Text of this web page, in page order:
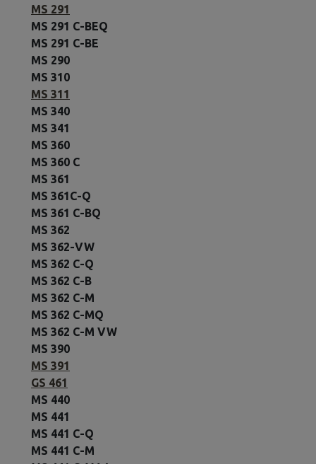
MS 291
MS 291 C-BEQ
MS 291 C-BE
MS 290
MS 310
MS 311
MS 340
MS 341
MS 360
MS 360 C
MS 361
MS 361C-Q
MS 361 C-BQ
MS 362
MS 362-VW
MS 362 C-Q
MS 362 C-B
MS 362 C-M
MS 362 C-MQ
MS 362 C-M VW
MS 390
MS 391
GS 461
MS 440
MS 441
MS 441 C-Q
MS 441 C-M